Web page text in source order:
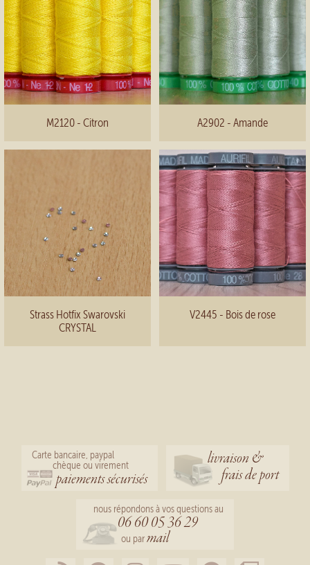
M2120 - Citron A2902 - Amande
Strass Hotfix Swarovski
CRYSTAL
V2445 - Bois de rose
Carte bancaire, paypal
chèque ou virement
paiements sécurisés
livraison &
frais de port
nous répondons à vos questions au
06 60 05 36 29
ou parmail